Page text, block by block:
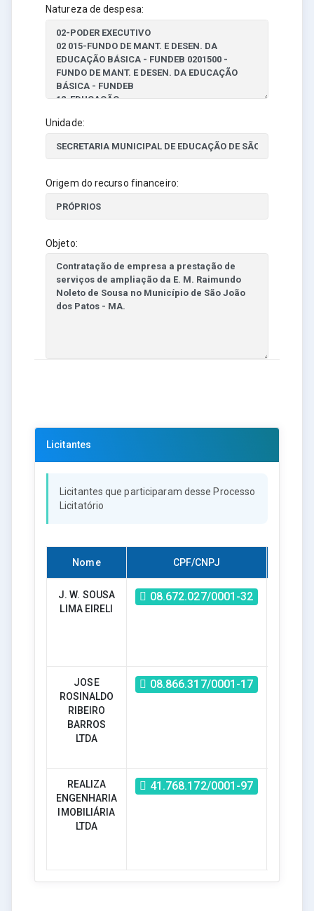
Natureza de despesa:
Unidade:
Origem do recurso financeiro:
Objeto:
Licitantes
Licitantes que participaram desse Processo
Licitatório
Nome CPF/CNPJ
J. W. SOUSA
LIMA EIRELI
08.672.027/0001-32
JOSE
ROSINALDO
RIBEIRO
BARROS
LTDA
08.866.317/0001-17
REALIZA
ENGENHARIA
IMOBILIÁRIA
LTDA
41.768.172/0001-97